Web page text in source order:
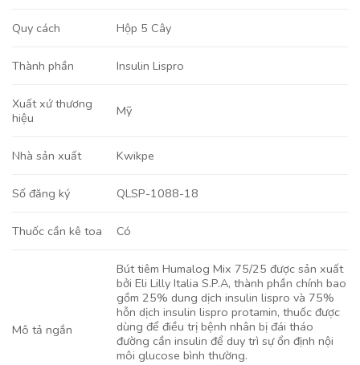
Quy cách Hộp 5 Cây
Thành phần Insulin Lispro
Xuất xứ thương
hiệu
Mỹ
Nhà sản xuất Kwikpe
Số đăng ký QLSP-1088-18
Thuốc cần kê toa Có
Mô tả ngắn
Bút tiêm Humalog Mix 75/25 được sản xuất
bởi Eli Lilly Italia S.P.A, thành phần chính bao
gồm 25% dung dịch insulin lispro và 75%
hỗn dịch insulin lispro protamin, thuốc được
dùng để điều trị bệnh nhân bị đái tháo
đường cần insulin để duy trì sự ổn định nội
môi glucose bình thường.